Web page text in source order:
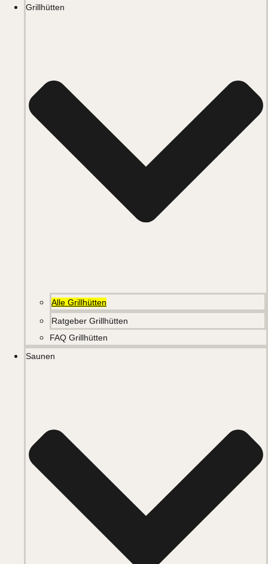
Grillhütten
Alle Grillhütten
Ratgeber Grillhütten
FAQ Grillhütten
Saunen